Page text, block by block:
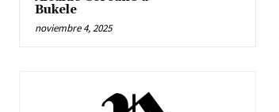
Bukele
noviembre 4, 2025